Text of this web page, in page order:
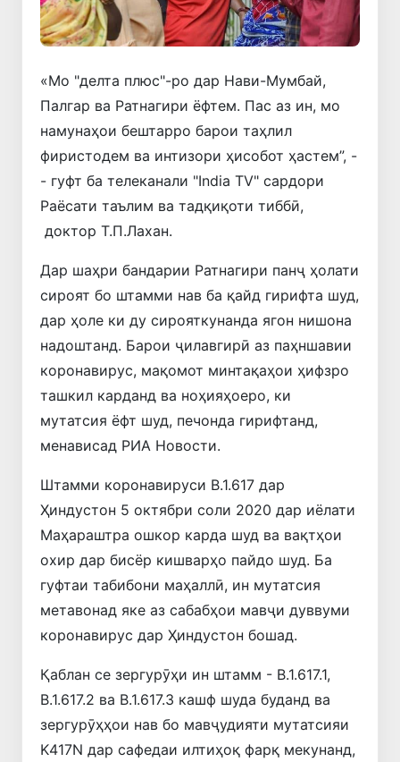
«Мо "делта плюс"-ро дар Нави-Мумбай,
Палгар ва Ратнагири ёфтем. Пас аз ин, мо
намунаҳои бештарро барои таҳлил
фиристодем ва интизори ҳисобот ҳастем”, -
- гуфт ба телеканали "India TV" сардори
Раёсати таълим ва тадқиқоти тиббӣ,
доктор Т.П.Лахан.
Дар шаҳри бандарии Ратнагири панҷ ҳолати
сироят бо штамми нав ба қайд гирифта шуд,
дар ҳоле ки ду сирояткунанда ягон нишона
надоштанд. Барои ҷилавгирӣ аз паҳншавии
коронавирус, мақомот минтақаҳои ҳифзро
ташкил карданд ва ноҳияҳоеро, ки
мутатсия ёфт шуд, печонда гирифтанд,
менависад РИА Новости.
Штамми коронавируси B.1.617 дар
Ҳиндустон 5 октябри соли 2020 дар иёлати
Маҳараштра ошкор карда шуд ва вақтҳои
охир дар бисёр кишварҳо пайдо шуд. Ба
гуфтаи табибони маҳаллӣ, ин мутатсия
метавонад яке аз сабабҳои мавҷи дуввуми
коронавирус дар Ҳиндустон бошад.
Қаблан се зергурӯҳи ин штамм - В.1.617.1,
В.1.617.2 ва В.1.617.3 кашф шуда буданд ва
зергурӯҳҳои нав бо мавҷудияти мутатсияи
K417N дар сафедаи илтиҳоқ фарқ мекунанд,